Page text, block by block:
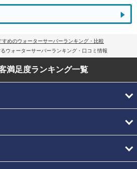
すめのウォーターサーバーランキング・比較
ウォーターサーバーランキング・口コミ情報
満足度ランキング一覧